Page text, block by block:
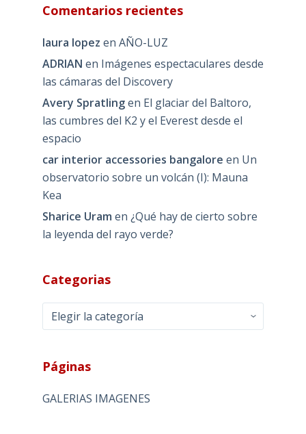
Comentarios recientes
laura lopez en AÑO-LUZ
ADRIAN en Imágenes espectaculares desde
las cámaras del Discovery
Avery Spratlingen El glaciar del Baltoro,
las cumbres del K2 y el Everest desde el
espacio
car interior accessories bangalore en Un
observatorio sobre un volcán (I): Mauna
Kea
Sharice Uram en ¿Qué hay de cierto sobre
la leyenda del rayo verde?
Categorias
Categorias
Páginas
GALERIAS IMAGENES